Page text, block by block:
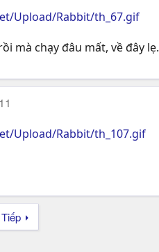
Upload/Rabbit/th_67.gif
mà chạy đâu mất, về đây lẹ.
Upload/Rabbit/th_107.gif
Tiếp